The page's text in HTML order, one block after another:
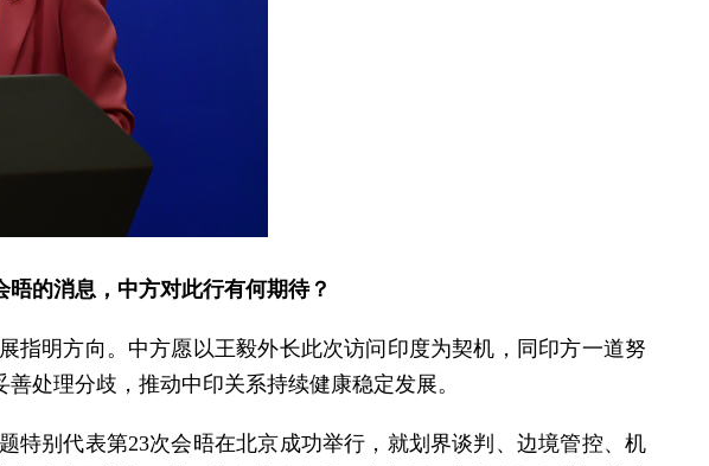
的消息，中方对此行有何期待？
指明方向。中方愿以王毅外长此次访问印度为契机，同印方一道努
处理分歧，推动中印关系持续健康稳定发展。
特别代表第23次会晤在北京成功举行，就划界谈判、边境管控、机